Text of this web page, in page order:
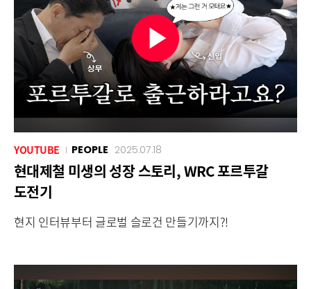
YOUTUBE PEOPLE 2025.07.18
현대제철 미생의 성장 스토리, WRC 포르투갈
도전기
현지 인터뷰부터 글로벌 슬로건 만들기까지?!